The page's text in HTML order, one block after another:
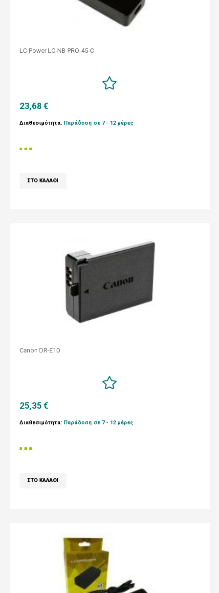
LC-Power LC-NB-PRO-45-C
23,68 €
Διαθεσιμότητα: Παράδοση σε 7 - 12 μέρες
Canon DR-E10
25,35 €
Διαθεσιμότητα: Παράδοση σε 7 - 12 μέρες